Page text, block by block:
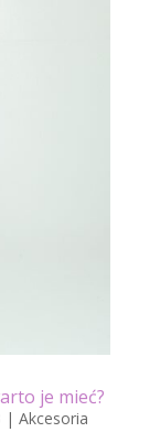
je mieć?
| Akcesoria